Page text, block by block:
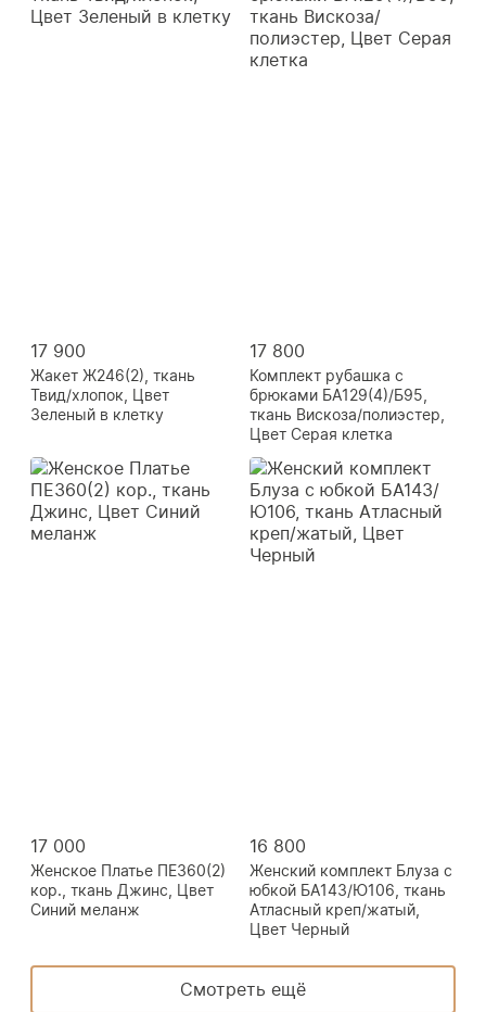
17 900
Жакет Ж246(2), ткань
Твид/хлопок, Цвет
Зеленый в клетку
17 800
Комплект рубашка с
брюками БА129(4)/Б95,
ткань Вискоза/полиэстер,
Цвет Серая клетка
17 000
Женское Платье ПЕ360(2)
кор., ткань Джинс, Цвет
Синий меланж
16 800
Женский комплект Блуза с
юбкой БА143/Ю106, ткань
Атласный креп/жатый,
Цвет Черный
Смотреть ещё